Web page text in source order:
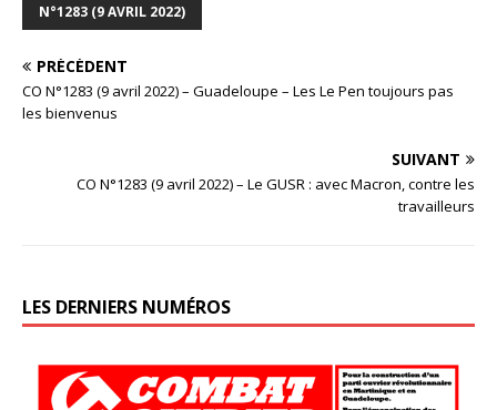
N°1283 (9 AVRIL 2022)
PRÉCÉDENT
CO N°1283 (9 avril 2022) – Guadeloupe – Les Le Pen toujours pas
les bienvenus
SUIVANT
CO N°1283 (9 avril 2022) – Le GUSR : avec Macron, contre les
travailleurs
LES DERNIERS NUMÉROS